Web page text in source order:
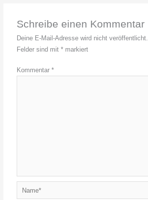
Schreibe einen Kommentar
Deine E-Mail-Adresse wird nicht veröffentlicht.
Felder sind mit* markiert
Kommentar*
Name*